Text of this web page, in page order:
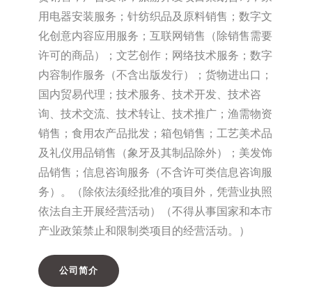
用电器安装服务；针纺织品及原料销售；数字文
化创意内容应用服务；互联网销售（除销售需要
许可的商品）；文艺创作；网络技术服务；数字
内容制作服务（不含出版发行）；货物进出口；
国内贸易代理；技术服务、技术开发、技术咨
询、技术交流、技术转让、技术推广；渔需物资
销售；食用农产品批发；箱包销售；工艺美术品
及礼仪用品销售（象牙及其制品除外）；美发饰
品销售；信息咨询服务（不含许可类信息咨询服
务）。（除依法须经批准的项目外，凭营业执照
依法自主开展经营活动）（不得从事国家和本市
产业政策禁止和限制类项目的经营活动。）
公司简介